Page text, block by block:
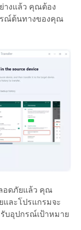
างแล้ว คุณต้อง
รณ์ต้นทางของคุณ
อดภัยแล้ว คุณ
และโปรแกรมจะ
บอุปกรณ์เป้าหมาย